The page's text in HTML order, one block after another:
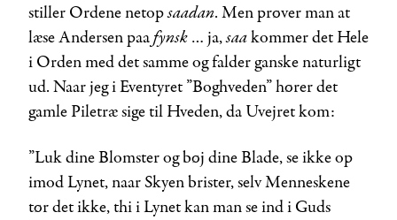
stiller Ordene netopsaadan. Men prøver man at
læse Andersen paafynsk … ja,saakommer det Hele
i Orden med det samme og falder ganske naturligt
ud. Naar jeg i Eventyret ”Boghveden” hører det
gamle Piletræ sige til Hveden, da Uvejret kom:
”Luk dine Blomster og bøj dine Blade, se ikke op
imod Lynet, naar Skyen brister, selv Menneskene
tør det ikke, thi i Lynet kan man se ind i Guds